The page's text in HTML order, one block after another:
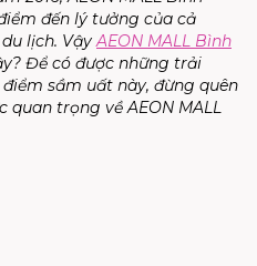
đến lý tưởng của cả
lịch. VậyAEON MALL Bình
Để có được những trải
sầm uất này, đừng quên
trọng về AEON MALL